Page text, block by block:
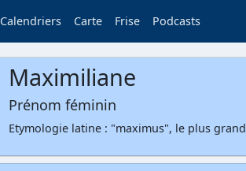
Calendriers Carte Frise Podcasts
Maximiliane
Prénom féminin
Etymologie latine : "maximus", le plus grand